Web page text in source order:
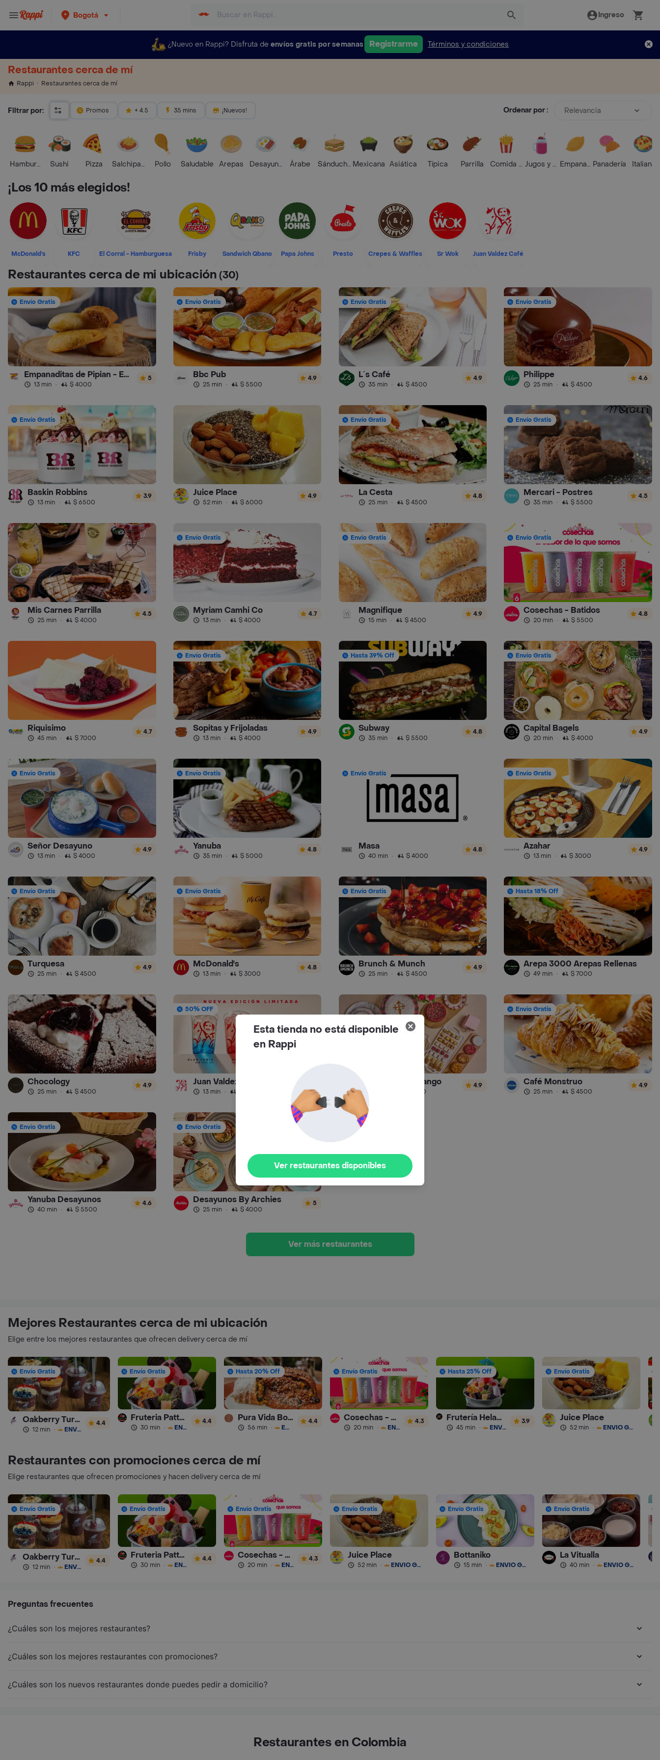
Bogotá Ingreso
¿Nuevo en Rappi? Disfruta de envíos gratis por semanas Registrarme Términos y condiciones
Restaurantes cerca de mí
Rappi Restaurantes cerca de mí
Filtrar por: Promos + 4.5 35 mins ¡Nuevos! Ordenar por : Relevancia
HamburguesaSushi Pizza Salchipapas Pollo Saludable Arepas Desayunos Árabe SánduchesMexicana Asiática Típica Parrilla Comida RápidaJugos y BatidosEmpanadasPanadería Italiana
¡Los 10 más elegidos!
McDonald's KFC El Corral - Hamburguesa Frisby Sandwich Qbano Papa Johns Presto Crepes & Waffles Sr Wok Juan Valdez Café
Restaurantes cerca de mi ubicación(30)
Envío Gratis
Empanaditas de Pipian - Empanadas
13 min · $ 4000
5
Envío Gratis
Bbc Pub
25 min · $ 5500
4.9
Envío Gratis
L´s Café
35 min · $ 4500
4.9
Envío Gratis
Philippe
25 min · $ 4500
4.6
Envío Gratis
Baskin Robbins
13 min · $ 6500
3.9 Juice Place
52 min · $ 6000
4.9
Envío Gratis
La Cesta
25 min · $ 4500
4.8
Envío Gratis
Mercari - Postres
35 min · $ 5500
4.5
Mis Carnes Parrilla
25 min · $ 4000
4.5
Envío Gratis
Myriam Camhi Co
13 min · $ 4000
4.7
Envío Gratis
Magnifique
15 min · $ 4500
4.9
Envío Gratis
Cosechas - Batidos
20 min · $ 5500
4.8
Riquisimo
45 min · $ 7000
4.7
Envío Gratis
Sopitas y Frijoladas
13 min · $ 4000
4.9
Hasta 39% Off
Subway
35 min · $ 5500
4.8
Envío Gratis
Capital Bagels
20 min · $ 4000
4.9
Envío Gratis
Señor Desayuno
13 min · $ 4000
4.9
Envío Gratis
Yanuba
35 min · $ 5000
4.8
Envío Gratis
Masa
40 min · $ 4000
4.8
Envío Gratis
Azahar
13 min · $ 3000
4.9
Envío Gratis
Turquesa
25 min · $ 4500
4.9
Envío Gratis
McDonald's
13 min · $ 3000
4.8
Envío Gratis
Brunch & Munch
25 min · $ 4500
4.9
Hasta 18% Off
Arepa 3000 Arepas Rellenas
49 min · $ 7000
Chocology
25 min · $ 4500
4.9
50% OFF
Juan Valdez Café
13 min ·
Dlili By Liliana Arango
$ 4500
4.9
Envío Gratis
Café Monstruo
25 min · $ 4500
4.9
Envío Gratis
Yanuba Desayunos
40 min · $ 5500
4.6
Envío Gratis
Desayunos By Archies
25 min · $ 4000
5
Ver más restaurantes
Mejores Restaurantes cerca de mi ubicación
Elige entre los mejores restaurantes que ofrecen delivery cerca de mí
Envío Gratis
Oakberry Turbo
12 min · ENVÍO GRATIS
4.4
Envío Gratis
Fruteria Pattys Chapinero
30 min · ENVÍO GRATIS
4.4
Hasta 20% Off
Pura Vida Bogota
56 min · ENVÍO GRATIS
4.4
Envío Gratis
Cosechas - Batidos
20 min · ENVÍO GRATIS
4.3
Hasta 25% Off
Frutería Heladería Monkys Castellana
45 min · ENVÍO GRATIS
3.9
Envío Gratis
Juice Place
52 min · ENVÍO GRATIS
Restaurantes con promociones cerca de mí
Elige restaurantes que ofrecen promociones y hacen delivery cerca de mí
Envío Gratis
Oakberry Turbo
12 min · ENVÍO GRATIS
4.4
Envío Gratis
Fruteria Pattys Chapinero
30 min · ENVÍO GRATIS
4.4
Envío Gratis
Cosechas - Batidos
20 min · ENVÍO GRATIS
4.3
Envío Gratis
Juice Place
52 min · ENVÍO GRATIS
Envío Gratis
Bottaniko
15 min · ENVÍO GRATIS
Envío Gratis
La Vitualla
40 min · ENVÍO GRATIS
Preguntas frecuentes
¿Cuáles son los mejores restaurantes?
¿Cuáles son los mejores restaurantes con promociones?
¿Cuáles son los nuevos restaurantes donde puedes pedir a domicilio?
Restaurantes en Colombia
Esta tienda no está disponible
en Rappi
Ver restaurantes disponibles